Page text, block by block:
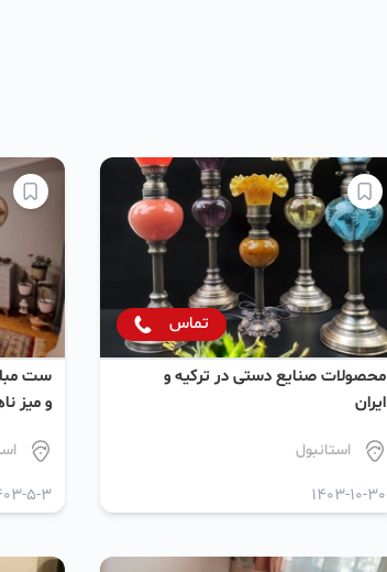
تماس
محصولات صنایع دستی در ترکیه و
ایران
استانبول
1403-10-30
و میز
5-3